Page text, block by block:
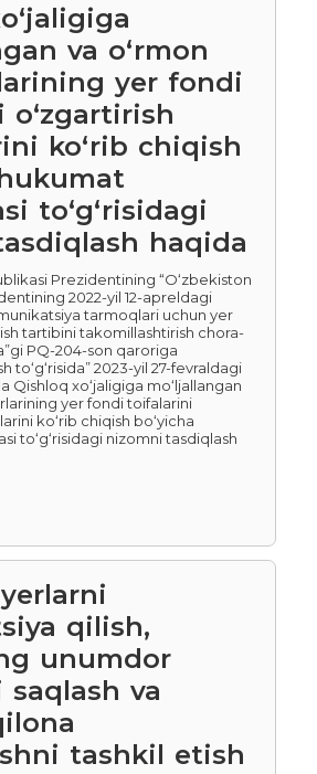
va o‘rmon
yer fondi
ko‘rib chiqish
to‘g‘risidagi
haqida
Prezidentining “O‘zbekiston
2022-yil 12-apreldagi
tarmoqlari uchun yer
tartibini takomillashtirish chora-
PQ-204-son qaroriga
to‘g‘risida” 2023-yil 27-fevraldagi
Qishloq xo‘jaligiga mo‘ljallangan
yer fondi toifalarini
ko‘rib chiqish bo‘yicha
to‘g‘risidagi nizomni tasdiqlash
qilish,
unumdor
va
tashkil etish